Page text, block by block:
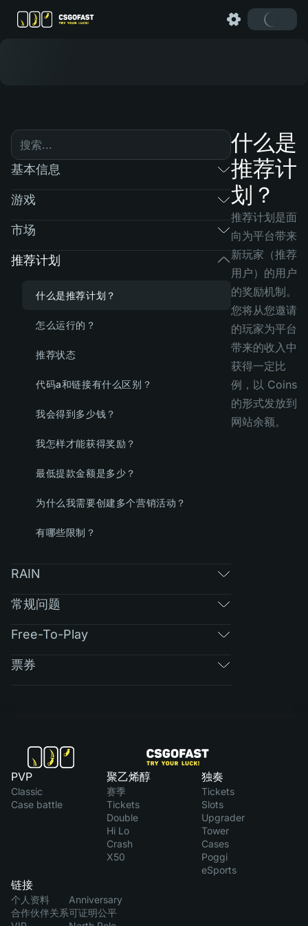
基本信息
游戏
市场
推荐计划
什么是推荐计划？
怎么运行的？
推荐状态
代码a和链接有什么区别？
我会得到多少钱？
我怎样才能获得奖励？
最低提款金额是多少？
为什么我需要创建多个营销活动？
有哪些限制？
RAIN
常规问题
Free-To-Play
票券
什么是
推荐计
划？
推荐计划是面
向为平台带来
新玩家（推荐
用户）的用户
的奖励机制。
您将从您邀请
的玩家为平台
带来的收入中
获得一定比
例，以 Coins
的形式发放到
网站余额。
PVP
Classic
Case battle
聚乙烯醇
赛季
Tickets
Double
Hi Lo
Crash
X50
独奏
Tickets
Slots
Upgrader
Tower
Cases
Poggi
eSports
链接
个人资料
合作伙伴关系
Anniversary
可证明公平